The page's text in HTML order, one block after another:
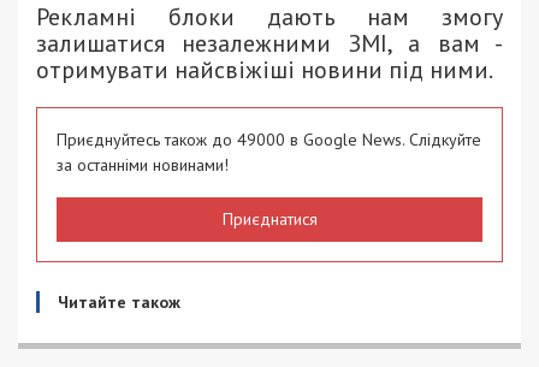
Рекламні блоки дають нам змогу
залишатися незалежними ЗМІ, а вам -
отримувати найсвіжіші новини під ними.
Приєднуйтесь також до 49000 в Google News. Слідкуйте
за останніми новинами!
Приєднатися
Читайте також